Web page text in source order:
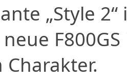
„Style